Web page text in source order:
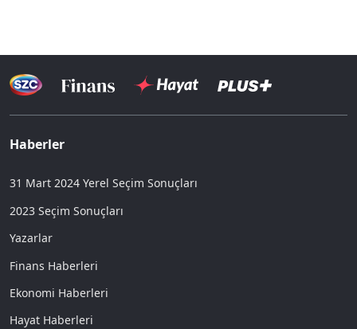
Haberler
31 Mart 2024 Yerel Seçim Sonuçları
2023 Seçim Sonuçları
Yazarlar
Finans Haberleri
Ekonomi Haberleri
Hayat Haberleri